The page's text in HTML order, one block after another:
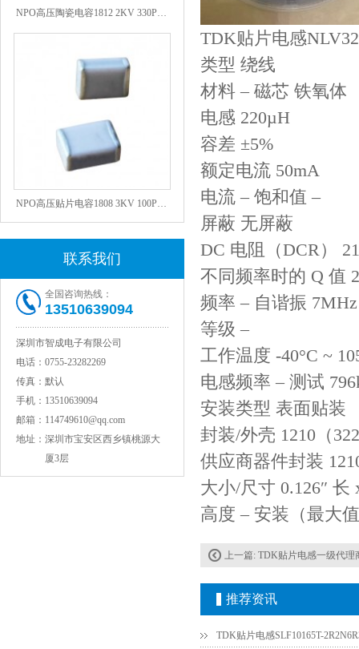
联系我们
全国咨询热线：
13510639094
深圳市智成电子有限公司
电话： 0755-23282269
传真： 默认
手机： 13510639094
邮箱： 114749610@qq.com
地址： 深圳市宝安区西乡镇桃源大
厦3层
TDK贴片电感
类型 绕线
材料 – 磁芯 铁氧体
电感 220µH
容差 ±5%
额定电流 50mA
电流 – 饱和值 –
屏蔽 无屏蔽
DC 电阻（DCR）
不同频率时的 Q 值
频率 – 自谐振 7MHz
等级 –
工作温度 -40°C ~
电感频率 – 测试
安装类型 表面贴装
封装/外壳 1210（
供应商器件封装
大小/尺寸 0.126″ 长
高度 – 安装（最大
上一篇: TDK贴片电感一级代理商
推荐资讯
TDK贴片电感SLF10165T-